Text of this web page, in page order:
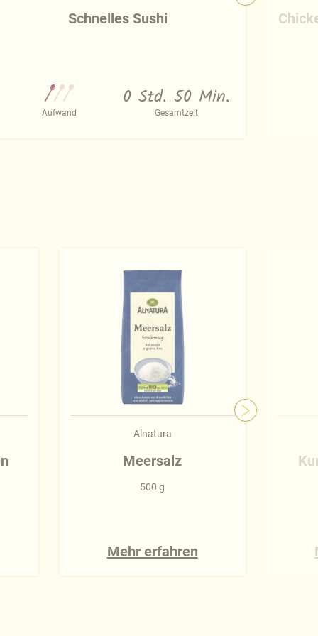
Schnelles Sushi
Aufwand
0 Std. 50 Min.
Gesamtzeit
Alnatura
Meersalz
500 g
Mehr erfahren